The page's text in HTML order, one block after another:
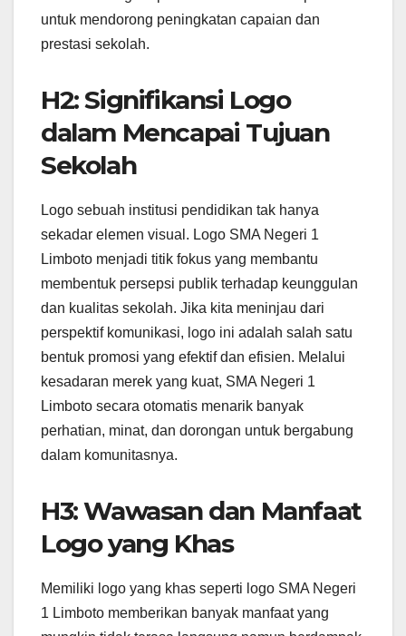
untuk mendorong peningkatan capaian dan
prestasi sekolah.
H2: Signifikansi Logo
dalam Mencapai Tujuan
Sekolah
Logo sebuah institusi pendidikan tak hanya
sekadar elemen visual. Logo SMA Negeri 1
Limboto menjadi titik fokus yang membantu
membentuk persepsi publik terhadap keunggulan
dan kualitas sekolah. Jika kita meninjau dari
perspektif komunikasi, logo ini adalah salah satu
bentuk promosi yang efektif dan efisien. Melalui
kesadaran merek yang kuat, SMA Negeri 1
Limboto secara otomatis menarik banyak
perhatian, minat, dan dorongan untuk bergabung
dalam komunitasnya.
H3: Wawasan dan Manfaat
Logo yang Khas
Memiliki logo yang khas seperti logo SMA Negeri
1 Limboto memberikan banyak manfaat yang